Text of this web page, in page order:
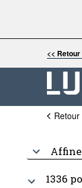
<<
1336